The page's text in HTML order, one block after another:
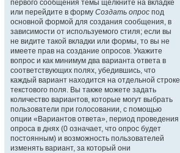
первого сообщения темы щёлкните на вкладке
или перейдите в форму Создать опрос под
основной формой для создания сообщения, в
зависимости от используемого стиля; если вы
не видите такой вкладки или формы, то вы не
имеете прав на создание опросов. Укажите
вопрос и как минимум два варианта ответа в
соответствующих полях, убедившись, что
каждый вариант находится на отдельной строке
текстового поля. Вы также можете задать
количество вариантов, которые могут выбрать
пользователи при голосовании, с помощью
опции «Вариантов ответа», период проведения
опроса в днях (0 означает, что опрос будет
постоянным) и возможность пользователей
изменять вариант, за который они